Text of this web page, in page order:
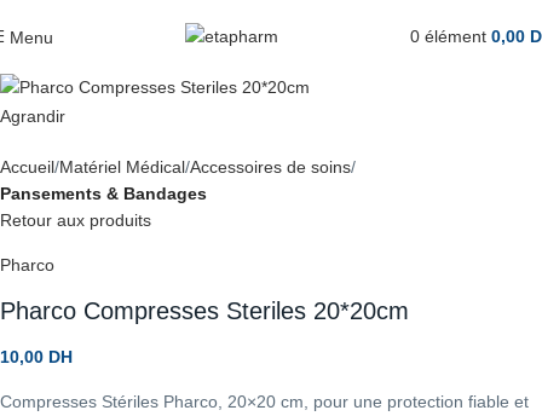
Menu 0 élément 0,00
Agrandir
Accueil Matériel Médical Accessoires de soins
Pansements & Bandages
Retour aux produits
Pharco
Pharco Compresses Steriles 20*20cm
10,00 DH
Compresses Stériles Pharco, 20×20 cm, pour une protection fiable et